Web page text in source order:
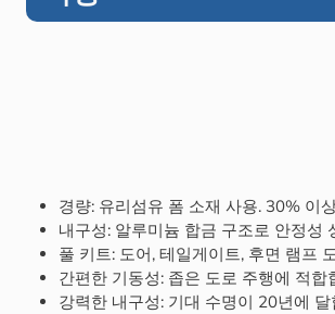
경량: 유리섬유 폼 소재 사용. 30% 이
내구성: 알루미늄 합금 구조로 안정성
풀 키트: 도어, 테일게이트, 후면 램프
간편한 기동성: 좁은 도로 주행에 적합
강력한 내구성: 기대 수명이 20년에 달